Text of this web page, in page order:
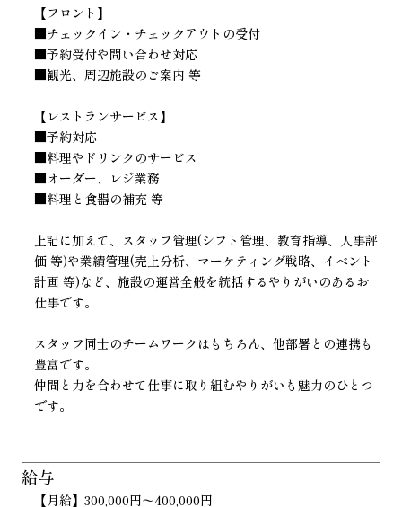
【フロント】
■チェックイン・チェックアウトの受付
■予約受付や問い合わせ対応
■観光、周辺施設のご案内 等
【レストランサービス】
■予約対応
■料理やドリンクのサービス
■オーダー、レジ業務
■料理と食器の補充 等
上記に加えて、スタッフ管理(シフト管理、教育指導、人事評
価 等)や業績管理(売上分析、マーケティング戦略、イベント
計画 等)など、施設の運営全般を統括するやりがいのあるお
仕事です。
スタッフ同士のチームワークはもちろん、他部署との連携も
豊富です。
仲間と力を合わせて仕事に取り組むやりがいも魅力のひとつ
です。
給与
【月給】300,000円〜400,000円